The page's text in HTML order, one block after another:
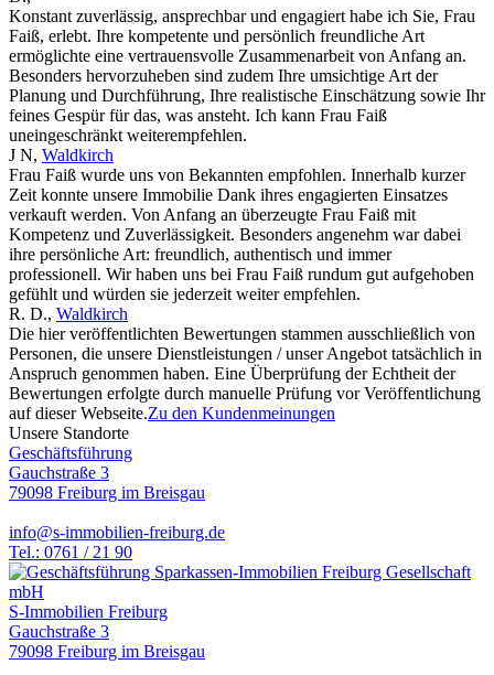
Konstant zuverlässig, ansprechbar und engagiert habe ich Sie, Frau
Faiß, erlebt. Ihre kompetente und persönlich freundliche Art
ermöglichte eine vertrauensvolle Zusammenarbeit von Anfang an.
Besonders hervorzuheben sind zudem Ihre umsichtige Art der
Planung und Durchführung, Ihre realistische Einschätzung sowie Ihr
feines Gespür für das, was ansteht. Ich kann Frau Faiß
uneingeschränkt weiterempfehlen.
J N, Waldkirch
Frau Faiß wurde uns von Bekannten empfohlen. Innerhalb kurzer
Zeit konnte unsere Immobilie Dank ihres engagierten Einsatzes
verkauft werden. Von Anfang an überzeugte Frau Faiß mit
Kompetenz und Zuverlässigkeit. Besonders angenehm war dabei
ihre persönliche Art: freundlich, authentisch und immer
professionell. Wir haben uns bei Frau Faiß rundum gut aufgehoben
gefühlt und würden sie jederzeit weiter empfehlen.
R. D., Waldkirch
Die hier veröffentlichten Bewertungen stammen ausschließlich von
Personen, die unsere Dienstleistungen / unser Angebot tatsächlich in
Anspruch genommen haben. Eine Überprüfung der Echtheit der
Bewertungen erfolgte durch manuelle Prüfung vor Veröffentlichung
auf dieser Webseite.Zu den Kundenmeinungen
Unsere Standorte
Geschäftsführung
Gauchstraße 3
79098 Freiburg im Breisgau
info@s-immobilien-freiburg.de
Tel.: 0761 / 21 90
S-Immobilien Freiburg
Gauchstraße 3
79098 Freiburg im Breisgau